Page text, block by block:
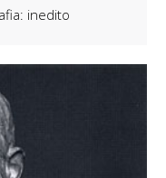
inedito